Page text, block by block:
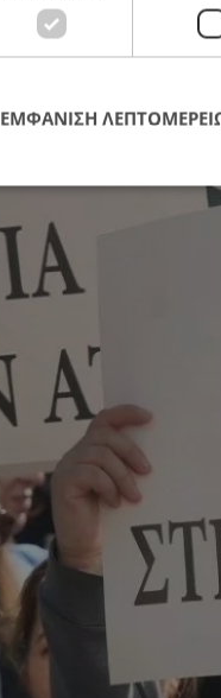
ΕΜΦΑΝΙΣΗ